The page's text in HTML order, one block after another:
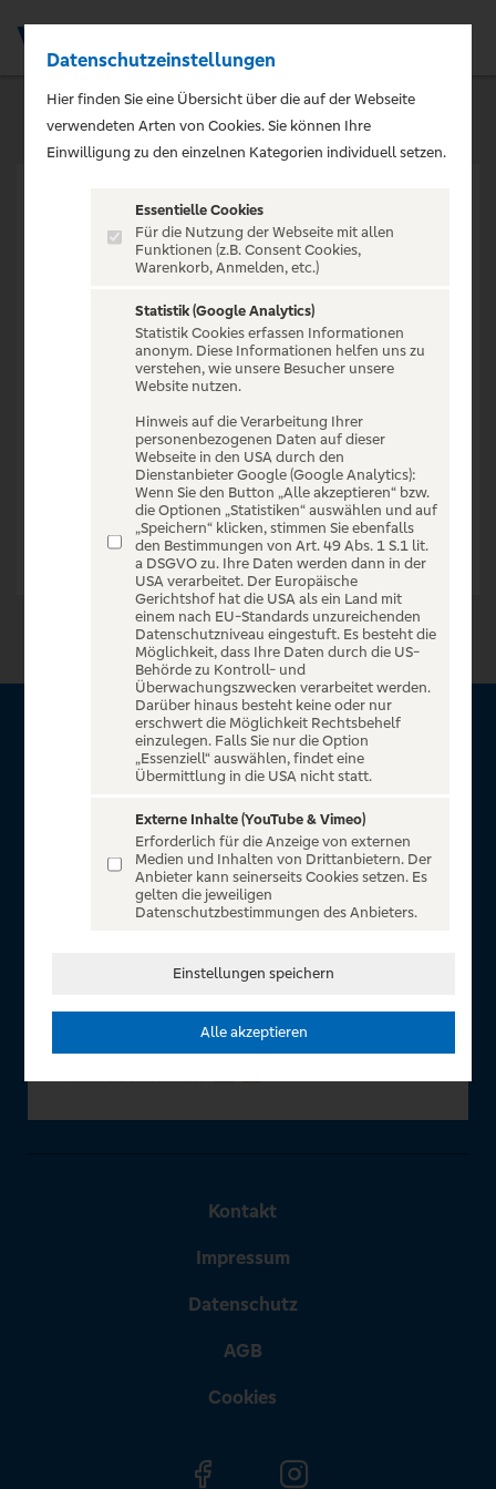
VERANSTALTUNG NICHT
GEFUNDEN
Zur Startseite
Über VR Entertain
für alle Kunden der Volksbanken Raiffeisenbanken. Auf
unserem einzigartigen Portal finden Sie Tickets für
atemberaubende Konzerte, Musicals und Shows, die
Fußball-Bundesliga sowie die Champions League und die
In Zusammenarbeit mit
Kontakt
Impressum
Datenschutz
AGB
Cookies
Datenschutzeinstellungen
Hier finden Sie eine Übersicht über die auf der Webseite
verwendeten Arten von Cookies. Sie können Ihre
Einwilligung zu den einzelnen Kategorien individuell setzen.
Essentielle Cookies
Für die Nutzung der Webseite mit allen
Funktionen (z.B. Consent Cookies,
Warenkorb, Anmelden, etc.)
Statistik (Google Analytics)
Statistik Cookies erfassen Informationen
anonym. Diese Informationen helfen uns zu
verstehen, wie unsere Besucher unsere
Website nutzen.
Hinweis auf die Verarbeitung Ihrer
personenbezogenen Daten auf dieser
Webseite in den USA durch den
Dienstanbieter Google (Google Analytics):
Wenn Sie den Button „Alle akzeptieren“ bzw.
die Optionen „Statistiken“ auswählen und auf
„Speichern“ klicken, stimmen Sie ebenfalls
den Bestimmungen von Art. 49 Abs. 1 S.1 lit.
a DSGVO zu. Ihre Daten werden dann in der
USA verarbeitet. Der Europäische
Gerichtshof hat die USA als ein Land mit
einem nach EU-Standards unzureichenden
Datenschutzniveau eingestuft. Es besteht die
Möglichkeit, dass Ihre Daten durch die US-
Behörde zu Kontroll- und
Überwachungszwecken verarbeitet werden.
Darüber hinaus besteht keine oder nur
erschwert die Möglichkeit Rechtsbehelf
einzulegen. Falls Sie nur die Option
„Essenziell“ auswählen, findet eine
Übermittlung in die USA nicht statt.
Externe Inhalte (YouTube & Vimeo)
Erforderlich für die Anzeige von externen
Medien und Inhalten von Drittanbietern. Der
Anbieter kann seinerseits Cookies setzen. Es
gelten die jeweiligen
Datenschutzbestimmungen des Anbieters.
Einstellungen speichern
Alle akzeptieren